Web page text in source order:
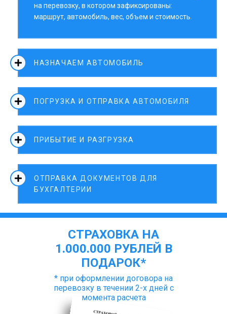
на перевозку, в котором зафиксированы:
маршрут, автомобиль, вес, объем и стоимость.
НАЗНАЧАЕМ АВТОМОБИЛЬ
ПОГРУЗКА И ОТПРАВКА АВТОМОБИЛЯ
ПРИБЫТИЕ И РАЗГРУЗКА
ОТПРАВКА ДОКУМЕНТОВ ДЛЯ
БУХГАЛТЕРИИ
СТРАХОВКА НА
1.000.000 РУБЛЕЙ В
ПОДАРОК*
* при оформлении договора на
перевозку в течении 2-х дней с
момента расчета